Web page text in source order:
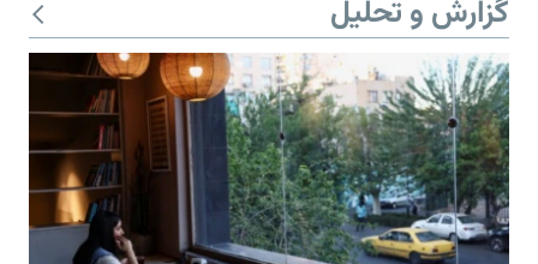
گزارش و تحلیل